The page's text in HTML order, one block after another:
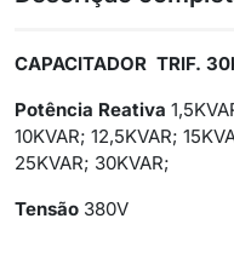
CAPACITADOR TRIF.
Potência Reativa
10KVAR; 12,5KVAR;
25KVAR; 30KVAR;
Tensão 380V